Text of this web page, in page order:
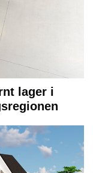
lager i